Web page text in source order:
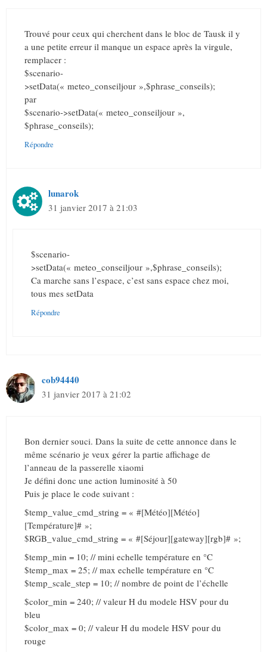
Trouvé pour ceux qui cherchent dans le bloc de Tausk il y
a une petite erreur il manque un espace après la virgule,
remplacer :
$scenario-
>setData(« meteo_conseiljour »,$phrase_conseils);
par
$scenario->setData(« meteo_conseiljour »,
$phrase_conseils);
Répondre
lunarok
31 janvier 2017 à 21:03
$scenario-
>setData(« meteo_conseiljour »,$phrase_conseils);
Ca marche sans l’espace, c’est sans espace chez moi,
tous mes setData
Répondre
cob94440
31 janvier 2017 à 21:02
Bon dernier souci. Dans la suite de cette annonce dans le
même scénario je veux gérer la partie affichage de
l’anneau de la passerelle xiaomi
Je défini donc une action luminosité à 50
Puis je place le code suivant :
$temp_value_cmd_string = « #[Météo][Météo]
[Température]# »;
$RGB_value_cmd_string = « #[Séjour][gateway][rgb]# »;
$temp_min = 10; // mini echelle température en °C
$temp_max = 25; // max echelle température en °C
$temp_scale_step = 10; // nombre de point de l’échelle
$color_min = 240; // valeur H du modele HSV pour du
bleu
$color_max = 0; // valeur H du modele HSV pour du
rouge